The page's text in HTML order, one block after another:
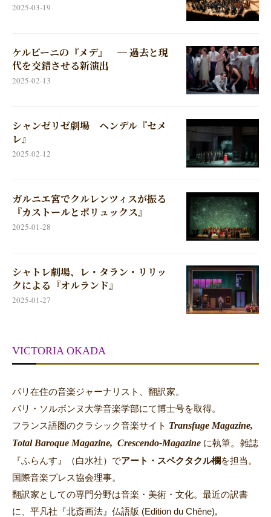
2025-03-19
ケルビーニの『メデ』 ─ 過去と現
代を交錯させる新演出
2025-02-13
シャンゼリゼ劇場 ヘンデル『セメ
レ』
2025-02-12
ガルニエ宮でクルレンツィスが振る
『カストールとポリュックス』
2025-01-28
シャトレ劇場、レ・タラン・リリッ
クによる『オルランド』
2025-01-27
VICTORIA OKADA
パリ在住の音楽ジャーナリスト、翻訳家。
パリ・ソルボンヌ大学音楽学部にて博士号を取得。
フランス語圏のクラシック音楽サイト Transfuge Magazine,
Total Baroque Magazine, Crescendo-Magazine に執筆。 雑誌
『ふらんす』（白水社）でアート・スペクタクル欄を担当。
国際音楽プレス協会理事。
翻訳家としての専門分野は音楽・美術・文化。最近の訳書
に、平凡社『北斎画法』仏語版 (Edition du Chêne),